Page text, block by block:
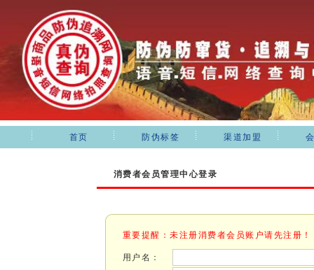
首页 防伪标签 渠道加盟
消费者会员管理中心登录
重要提醒：未注册消费者会员账户请先注册！
用户名：